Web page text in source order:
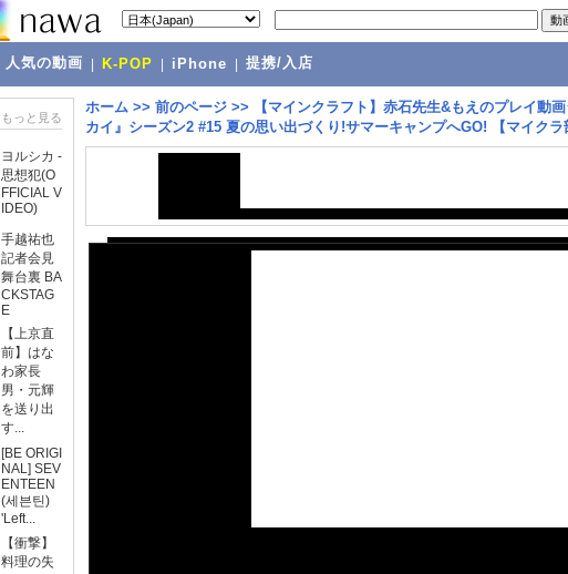
人気の動画 K-POP iPhone 提携/入店
もっと見る
ヨルシカ -
思想犯(O
FFICIAL V
IDEO)
手越祐也
記者会見
舞台裏 BA
CKSTAG
E
【上京直
前】はな
わ家長
男・元輝
を送り出
す...
[BE ORIGI
NAL] SEV
ENTEEN
(세븐틴)
'Left...
【衝撃】
料理の失
ホーム >> 前のページ >>
【マインクラフト】赤石先生&もえのプレイ動
カイ』シーズン2 #15 夏の思い出づくり!サマーキャンプへGO! 【マイクラ